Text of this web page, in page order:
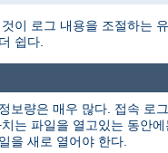
이 로그 내용을 조절하는
쉽다.
보량은 매우 많다. 접속
는 파일을 열고있는 동안
을 새로 열어야 한다.